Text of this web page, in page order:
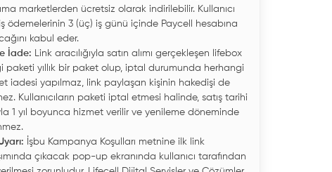
marketlerden ücretsiz olarak indirilebilir. Kullanıcı
ödemelerinin 3 (üç) iş günü içinde Paycell hesabına
kabul eder.
İade: Link aracılığıyla satın alımı gerçekleşen lifebox
paketi yıllık bir paket olup, iptal durumunda herhangi
iadesi yapılmaz, link paylaşan kişinin hakedişi de
Kullanıcıların paketi iptal etmesi halinde, satış tarihi
1 yıl boyunca hizmet verilir ve yenileme döneminde
İşbu Kampanya Koşulları metnine ilk link
çıkacak pop-up ekranında kullanıcı tarafından